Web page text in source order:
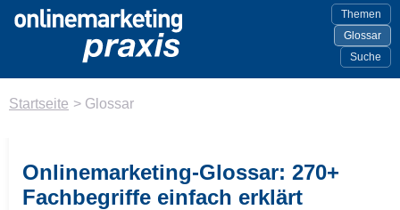
Themen
Glossar
Suche
Startseite > Glossar
Onlinemarketing-Glossar: 270+
Fachbegriffe einfach erklärt